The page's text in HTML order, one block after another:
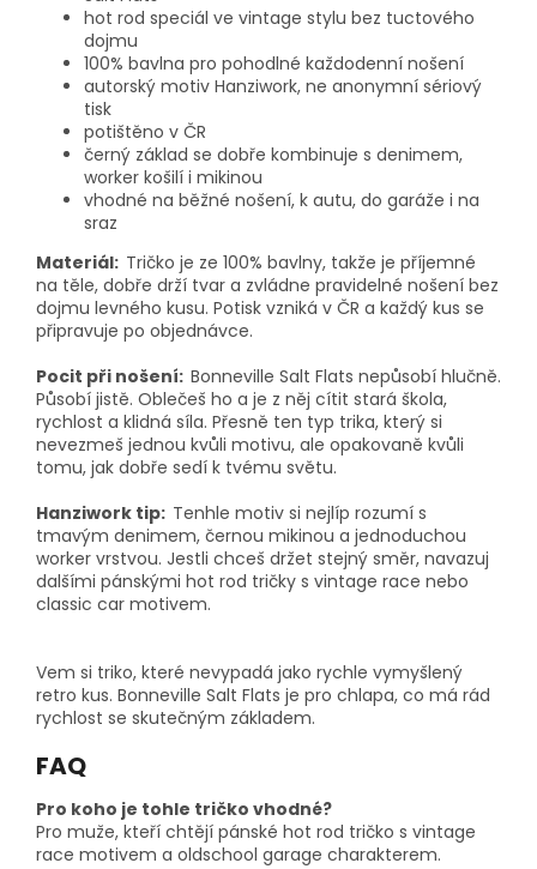
hot rod speciál ve vintage stylu bez tuctového
dojmu
100% bavlna pro pohodlné každodenní nošení
autorský motiv Hanziwork, ne anonymní sériový
tisk
potištěno v ČR
černý základ se dobře kombinuje s denimem,
worker košilí i mikinou
vhodné na běžné nošení, k autu, do garáže i na
sraz
Materiál: Tričko je ze 100% bavlny, takže je příjemné
na těle, dobře drží tvar a zvládne pravidelné nošení bez
dojmu levného kusu. Potisk vzniká v ČR a každý kus se
připravuje po objednávce.
Pocit při nošení: Bonneville Salt Flats nepůsobí hlučně.
Působí jistě. Oblečeš ho a je z něj cítit stará škola,
rychlost a klidná síla. Přesně ten typ trika, který si
nevezmeš jednou kvůli motivu, ale opakovaně kvůli
tomu, jak dobře sedí k tvému světu.
Hanziwork tip: Tenhle motiv si nejlíp rozumí s
tmavým denimem, černou mikinou a jednoduchou
worker vrstvou. Jestli chceš držet stejný směr, navazuj
dalšími pánskými hot rod tričky s vintage race nebo
classic car motivem.
Vem si triko, které nevypadá jako rychle vymyšlený
retro kus. Bonneville Salt Flats je pro chlapa, co má rád
rychlost se skutečným základem.
FAQ
Pro koho je tohle tričko vhodné?
Pro muže, kteří chtějí pánské hot rod tričko s vintage
race motivem a oldschool garage charakterem.